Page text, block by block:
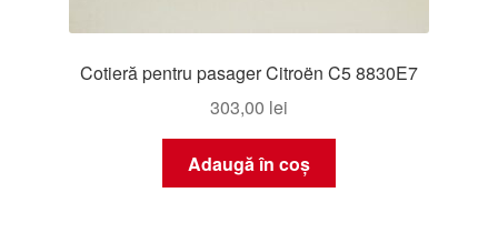
Cotieră pentru pasager Citroën C5 8830E7
303,00 lei
Adaugă în coș